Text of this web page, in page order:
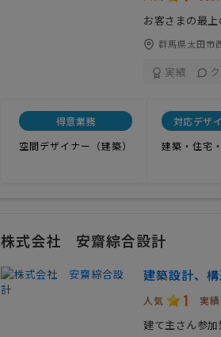
お客さまの最上
群馬県太田市
実績
得意業務
空間デザイナー（建築）
対応デザ
建築・住宅
株式会社 安齋綜合設計
建築設計、
人気 1 実績
建て主さん参加